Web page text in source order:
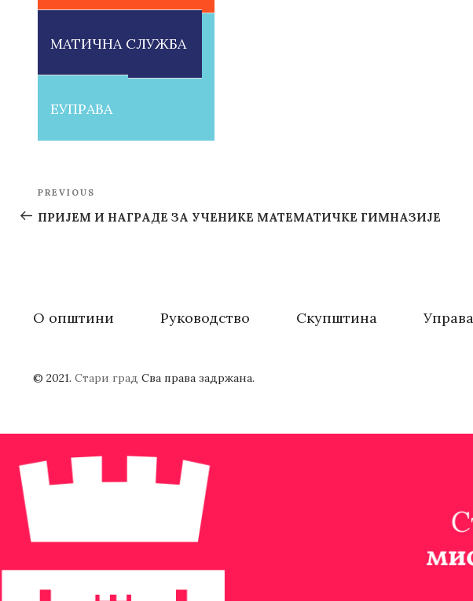
МАТИЧНА СЛУЖБА
ЕУПРАВА
Post
navigation
Previous
Post
PREVIOUS
ПРИЈЕМ И НАГРАДЕ ЗА УЧЕНИКЕ МАТЕМАТИЧКЕ ГИМНАЗИЈЕ
О општини Руководство Скупштина Управа
© 2021. Стари град Сва права задржана.